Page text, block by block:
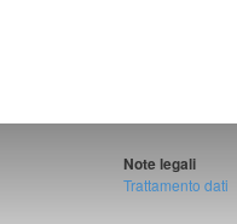
Note legali
Trattamento dati